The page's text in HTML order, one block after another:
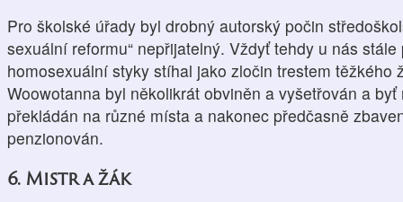
Pro školské úřady byl drobný autorský počin
sexuální reformu“ nepřijatelný. Vždyť tehdy u nás
homosexuální styky stíhal jako zločin trestem těžkého
Woowotanna byl několikrát obviněn a vyšetřován a
překládán na různé místa a nakonec předčasně
penzionován.
6. Mistr a žák